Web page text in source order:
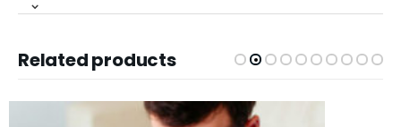
Related products